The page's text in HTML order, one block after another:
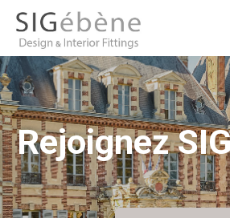
Rejoignez